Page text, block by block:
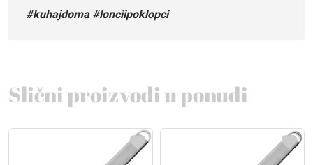
#kuhajdoma #lonciipoklopci
Slični proizvodi u ponudi